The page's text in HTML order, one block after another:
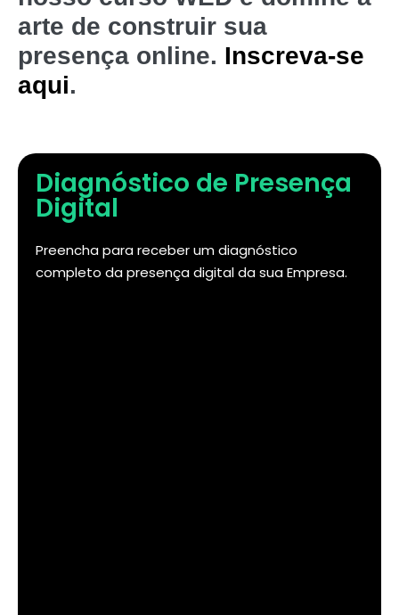
arte de construir sua
presença online. Inscreva-se
aqui.
Diagnóstico de Presença
Digital
Preencha para receber um diagnóstico
completo da presença digital da sua Empresa.